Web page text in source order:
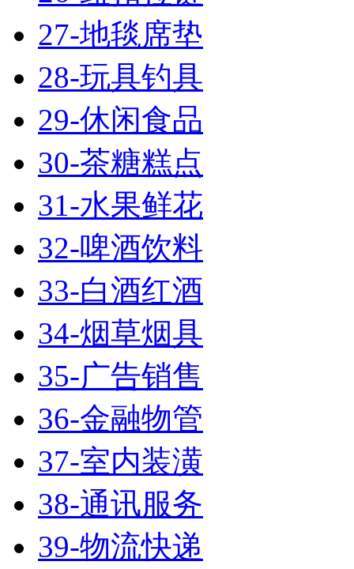
27-地毯席垫
28-玩具钓具
29-休闲食品
30-茶糖糕点
31-水果鲜花
32-啤酒饮料
33-白酒红酒
34-烟草烟具
35-广告销售
36-金融物管
37-室内装潢
38-通讯服务
39-物流快递